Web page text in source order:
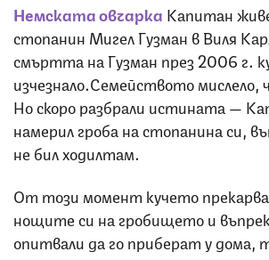
Немската овчарка Капитан
стопанин Мигел Гузман в Виля
смъртта на Гузман през 2006 г.
изчезнало.Семейството мислело,
Но скоро разбрали истината —
намерил гроба на стопанина си,
не бил ходилтам.
От този момент кучето
нощите си на гробището и
опитвали да го приберат у дома,